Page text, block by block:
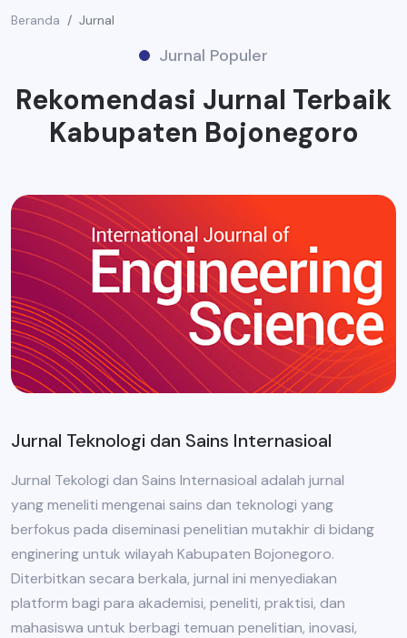
Beranda Jurnal
Jurnal Populer
Rekomendasi Jurnal Terbaik
Kabupaten Bojonegoro
Jurnal Teknologi dan Sains Internasioal
Jurnal Tekologi dan Sains Internasioal adalah jurnal
yang meneliti mengenai sains dan teknologi yang
berfokus pada diseminasi penelitian mutakhir di bidang
enginering untuk wilayah Kabupaten Bojonegoro.
Diterbitkan secara berkala, jurnal ini menyediakan
platform bagi para akademisi, peneliti, praktisi, dan
mahasiswa untuk berbagi temuan penelitian, inovasi,